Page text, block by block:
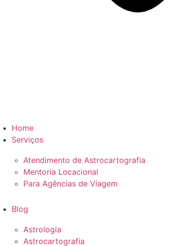
Home
Serviços
Atendimento de Astrocartografia
Mentoria Locacional
Para Agências de Viagem
Blog
Astrologia
Astrocartografia